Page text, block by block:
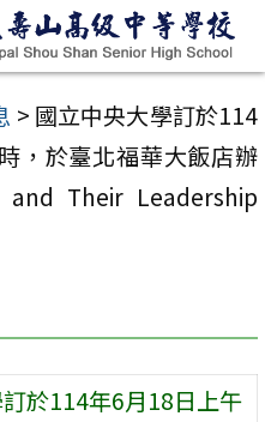
> 國立中央大學訂於114
，於臺北福華大飯店辦
Their Leadership
於114年6月18日上午